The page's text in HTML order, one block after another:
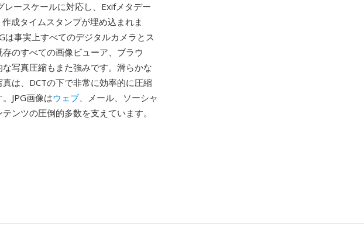
ースケールに対応し、Exifメタデー
成タイムスタンプが埋め込まれま
事実上すべてのデジタルカメラとス
のすべての画像ビューア、ブラウ
写真圧縮もまた強みです。滑らかな
は、DCTの下で非常に効率的に圧縮
JPG画像はウェブ、メール、ソーシャ
ンツの圧倒的多数を支えています。